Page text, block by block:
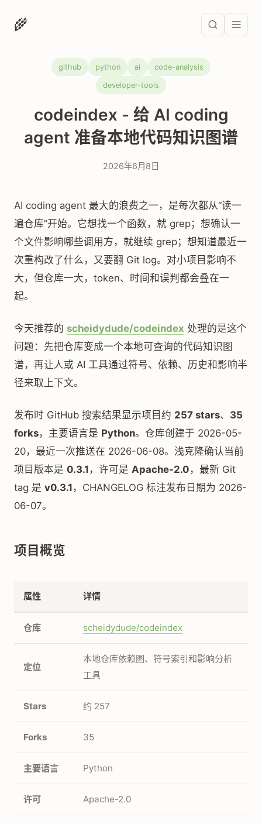
🌾
github python ai code-analysis
developer-tools
codeindex - 给 AI coding
agent 准备本地代码知识图谱
2026年6月8日
AI coding agent 最大的浪费之一，是每次都从“读一
遍仓库”开始。它想找一个函数，就 grep；想确认一
个文件影响哪些调用方，就继续 grep；想知道最近一
次重构改了什么，又要翻 Git log。对小项目影响不
大，但仓库一大，token、时间和误判都会叠在一
起。
今天推荐的 scheidydude/codeindex 处理的是这个
问题：先把仓库变成一个本地可查询的代码知识图
谱，再让人或 AI 工具通过符号、依赖、历史和影响半
径来取上下文。
发布时 GitHub 搜索结果显示项目约 257 stars、 35
forks，主要语言是 Python。仓库创建于 2026-05-
20，最近一次推送在 2026-06-08。浅克隆确认当前
项目版本是 0.3.1 ，许可是 Apache-2.0 ，最新 Git
tag 是 v0.3.1 ，CHANGELOG 标注发布日期为 2026-
06-07。
项目概览
属性 详情
仓库 scheidydude/codeindex
定位
本地仓库依赖图、符号索引和影响分析
工具
Stars 约 257
Forks 35
主要语言 Python
许可 Apache-2.0